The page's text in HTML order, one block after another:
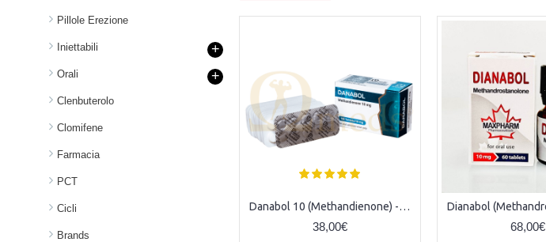
Pillole Erezione
Iniettabili +
Orali +
Clenbuterolo
Clomifene
Farmacia
PCT
Cicli
Brands
Danabol 10 (Methandienone) - 100tabs (10mg/tab)
38,00€ 68,00€